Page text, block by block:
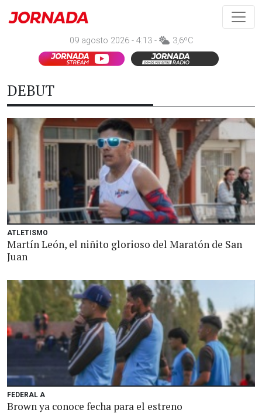
09 agosto 2026 - 4:13 - 3,6ºC
DEBUT
ATLETISMO
Martín León, el niñito glorioso del Maratón de San
Juan
FEDERAL A
Brown ya conoce fecha para el estreno